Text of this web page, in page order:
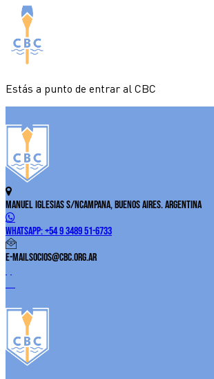
Estás a punto de entrar al CBC
Manuel Iglesias S/NCampana, Buenos Aires. Argentina
WhatsApp:+54 9 3489 51-6733
E-Mailsocios@cbc.org.ar